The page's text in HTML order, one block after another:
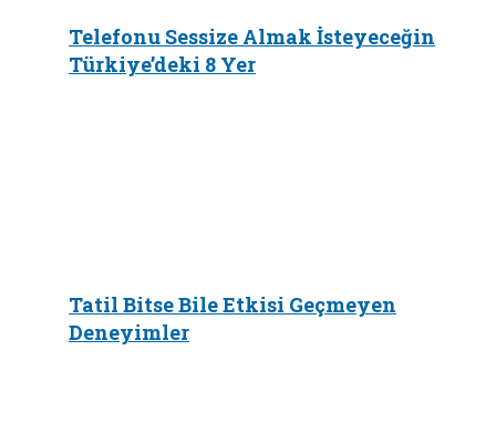
Telefonu Sessize Almak İsteyeceğin
Türkiye’deki 8 Yer
Tatil Bitse Bile Etkisi Geçmeyen
Deneyimler